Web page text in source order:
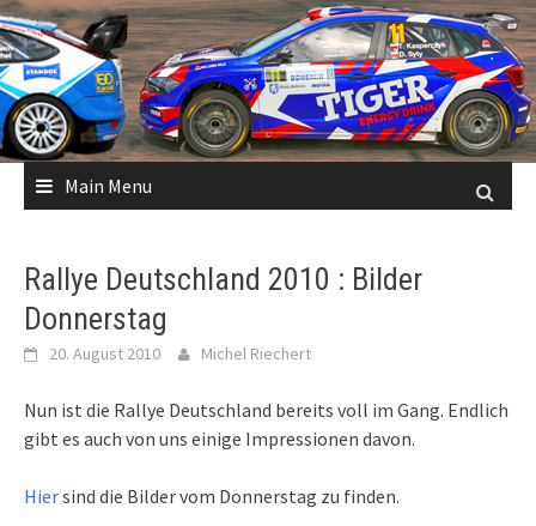
Skip
to
content
Main Menu
Rallye Deutschland 2010 : Bilder
Donnerstag
20. August 2010 Michel Riechert
Nun ist die Rallye Deutschland bereits voll im Gang. Endlich
gibt es auch von uns einige Impressionen davon.
Hiersind die Bilder vom Donnerstag zu finden.